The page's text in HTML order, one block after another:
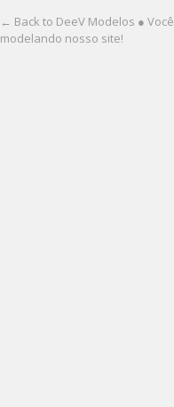
← Back to DeeV Modelos ● Você
modelando nosso site!